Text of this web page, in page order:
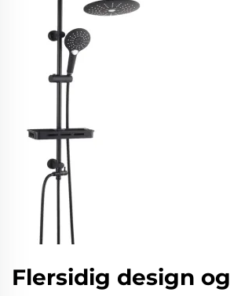
Flersidig design og